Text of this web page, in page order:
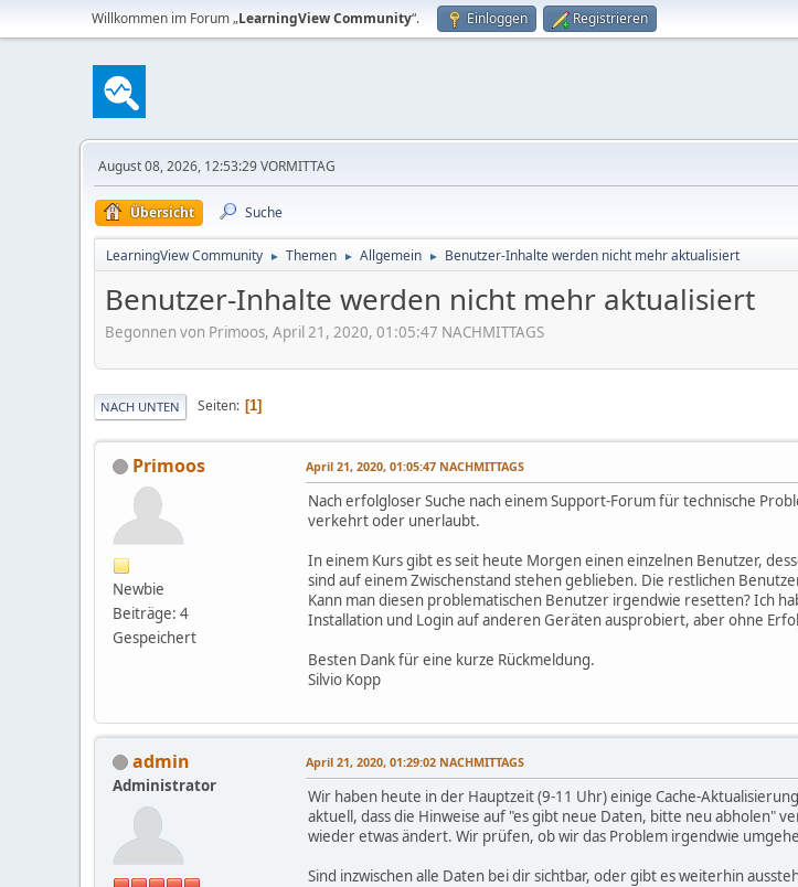
Willkommen im Forum „LearningView Community“. Einloggen Registrieren
August 08, 2026, 12:53:29 VORMITTAG
Übersicht Suche
LearningView Community ► Themen ► Allgemein ► Benutzer-Inhalte werden nicht mehr aktualisiert
Benutzer-Inhalte werden nicht mehr aktualisiert
Begonnen von Primoos, April 21, 2020, 01:05:47 NACHMITTAGS
NACH UNTEN Seiten 1
Primoos
Newbie
Beiträge: 4
Gespeichert
April 21, 2020, 01:05:47 NACHMITTAGS
Nach erfolgloser Suche nach einem Support-Forum für technische
verkehrt oder unerlaubt.
In einem Kurs gibt es seit heute Morgen einen einzelnen Benutzer,
sind auf einem Zwischenstand stehen geblieben. Die restlichen
Kann man diesen problematischen Benutzer irgendwie resetten? Ich
Installation und Login auf anderen Geräten ausprobiert, aber ohne
Besten Dank für eine kurze Rückmeldung.
Silvio Kopp
admin
Administrator
April 21, 2020, 01:29:02 NACHMITTAGS
Wir haben heute in der Hauptzeit (9-11 Uhr) einige Cache-
aktuell, dass die Hinweise auf "es gibt neue Daten, bitte neu abholen"
wieder etwas ändert. Wir prüfen, ob wir das Problem irgendwie
Sind inzwischen alle Daten bei dir sichtbar, oder gibt es weiterhin